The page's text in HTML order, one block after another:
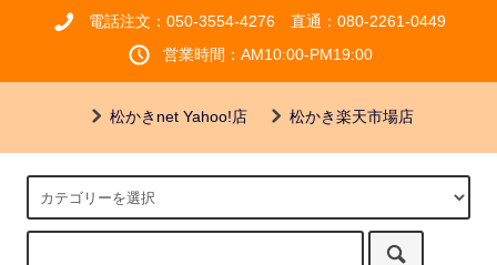
電話注文：050-3554-4276 直通：080-2261-0449
営業時間：AM10:00-PM19:00
松かきnet Yahoo!店 松かき楽天市場店